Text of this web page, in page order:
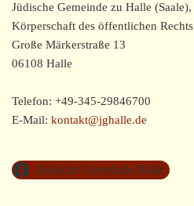
Jüdische Gemeinde zu Halle (Saale),
Körperschaft des öffentlichen Rechts
Große Märkerstraße 13
06108 Halle
Telefon: +49-345-29846700
E-Mail: kontakt@jghalle.de
Jüdische Gemeinde Halle